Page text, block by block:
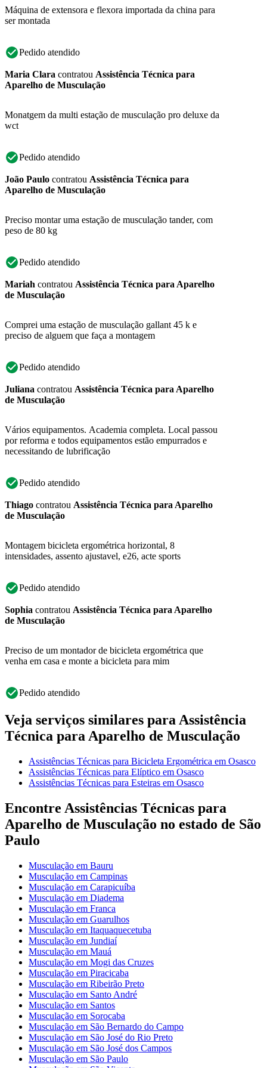
Máquina de extensora e flexora importada da china para
ser montada
Pedido atendido
Maria Clara contratou Assistência Técnica para
Aparelho de Musculação
Monatgem da multi estação de musculação pro deluxe da
wct
Pedido atendido
João Paulo contratou Assistência Técnica para
Aparelho de Musculação
Preciso montar uma estação de musculação tander, com
peso de 80 kg
Pedido atendido
Mariah contratou Assistência Técnica para Aparelho
de Musculação
Comprei uma estação de musculação gallant 45 k e
preciso de alguem que faça a montagem
Pedido atendido
Juliana contratou Assistência Técnica para Aparelho
de Musculação
Vários equipamentos. Academia completa. Local passou
por reforma e todos equipamentos estão empurrados e
necessitando de lubrificação
Pedido atendido
Thiago contratou Assistência Técnica para Aparelho
de Musculação
Montagem bicicleta ergométrica horizontal, 8
intensidades, assento ajustavel, e26, acte sports
Pedido atendido
Sophia contratou Assistência Técnica para Aparelho
de Musculação
Preciso de um montador de bicicleta ergométrica que
venha em casa e monte a bicicleta para mim
Pedido atendido
Veja serviços similares para Assistência
Técnica para Aparelho de Musculação
Assistências Técnicas para Bicicleta Ergométrica em Osasco
Assistências Técnicas para Elíptico em Osasco
Assistências Técnicas para Esteiras em Osasco
Encontre Assistências Técnicas para
Aparelho de Musculação no estado de São
Paulo
Musculação em Bauru
Musculação em Campinas
Musculação em Carapicuíba
Musculação em Diadema
Musculação em Franca
Musculação em Guarulhos
Musculação em Itaquaquecetuba
Musculação em Jundiaí
Musculação em Mauá
Musculação em Mogi das Cruzes
Musculação em Piracicaba
Musculação em Ribeirão Preto
Musculação em Santo André
Musculação em Santos
Musculação em Sorocaba
Musculação em São Bernardo do Campo
Musculação em São José do Rio Preto
Musculação em São José dos Campos
Musculação em São Paulo